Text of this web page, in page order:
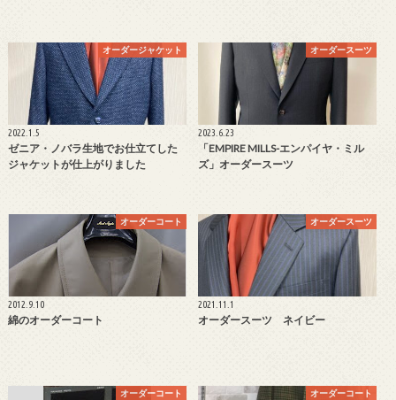
オーダージャケット
2022.1.5
ゼニア・ノバラ生地でお仕立てした
ジャケットが仕上がりました
オーダースーツ
2023.6.23
「EMPIRE MILLS-エンパイヤ・ミル
ズ」オーダースーツ
オーダーコート
2012.9.10
綿のオーダーコート
オーダースーツ
2021.11.1
オーダースーツ ネイビー
オーダーコート オーダーコート